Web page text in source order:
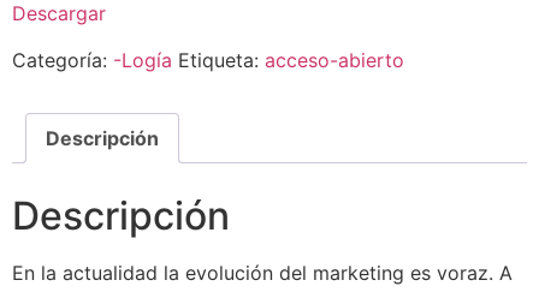
Descargar
Categoría: -Logía Etiqueta: acceso-abierto
Descripción
Descripción
En la actualidad la evolución del marketing es voraz. A